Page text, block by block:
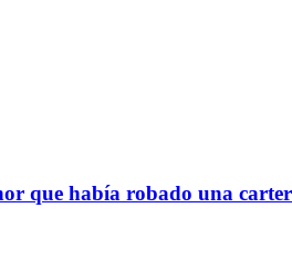
que había robado una